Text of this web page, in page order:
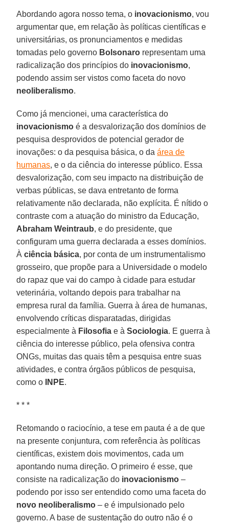
Abordando agora nosso tema, o inovacionismo, vou
argumentar que, em relação às políticas científicas e
universitárias, os pronunciamentos e medidas
tomadas pelo governo Bolsonaro representam uma
radicalização dos princípios do inovacionismo,
podendo assim ser vistos como faceta do novo
neoliberalismo.
Como já mencionei, uma característica do
inovacionismo é a desvalorização dos domínios de
pesquisa desprovidos de potencial gerador de
inovações: o da pesquisa básica, o da área de
humanas, e o da ciência do interesse público. Essa
desvalorização, com seu impacto na distribuição de
verbas públicas, se dava entretanto de forma
relativamente não declarada, não explícita. É nítido o
contraste com a atuação do ministro da Educação,
Abraham Weintraub, e do presidente, que
configuram uma guerra declarada a esses domínios.
Àciência básica, por conta de um instrumentalismo
grosseiro, que propõe para a Universidade o modelo
do rapaz que vai do campo à cidade para estudar
veterinária, voltando depois para trabalhar na
empresa rural da família. Guerra à área de humanas,
envolvendo críticas disparatadas, dirigidas
especialmente à Filosofia e àSociologia. E guerra à
ciência do interesse público, pela ofensiva contra
ONGs, muitas das quais têm a pesquisa entre suas
atividades, e contra órgãos públicos de pesquisa,
como o
INPE.
* * *
Retomando o raciocínio, a tese em pauta é a de que
na presente conjuntura, com referência às políticas
científicas, existem dois movimentos, cada um
apontando numa direção. O primeiro é esse, que
consiste na radicalização do inovacionismo –
podendo por isso ser entendido como uma faceta do
novo neoliberalismo – e é impulsionado pelo
governo. A base de sustentação do outro não é o